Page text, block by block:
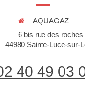
AQUAGAZ
6 bis rue des roches
44980 Sainte-Luce-sur-
40 49 03